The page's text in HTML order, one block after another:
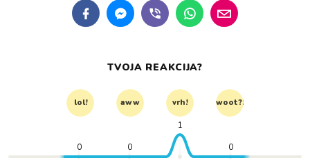
TVOJA REAKCIJA?
lol! aww vrh! woot?!
0 0
1
0